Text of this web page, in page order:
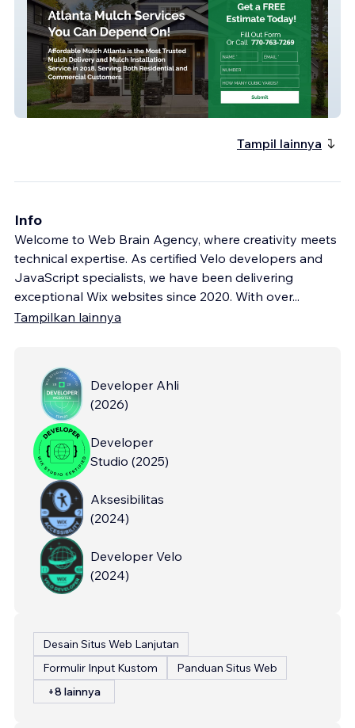
new-affordable-site
Tampil lainnya
Info
Welcome to Web Brain Agency, where creativity meets
technical expertise. As certified Velo developers and
JavaScript specialists, we have been delivering
exceptional Wix websites since 2020. With over...
Tampilkan lainnya
Developer Ahli
(2026)
Developer
Studio (2025)
Aksesibilitas
(2024)
Developer Velo
(2024)
Desain Situs Web Lanjutan
Formulir Input Kustom
Panduan Situs Web
+8 lainnya